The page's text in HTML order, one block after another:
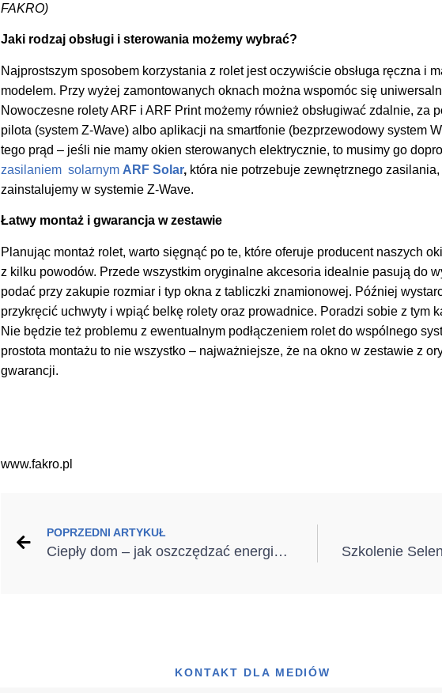
FAKRO)
Jaki rodzaj obsługi i sterowania możemy wybrać?
Najprostszym sposobem korzystania z rolet jest oczywiście obsługa ręczna i
modelem. Przy wyżej zamontowanych oknach można wspomóc się
Nowoczesne rolety ARF i ARF Print możemy również obsługiwać zdalnie, za
pilota (system Z-Wave) albo aplikacji na smartfonie (bezprzewodowy system
tego prąd – jeśli nie mamy okien sterowanych elektrycznie, to musimy go
zasilaniem solarnym ARF Solar, która nie potrzebuje zewnętrznego
zainstalujemy w systemie Z-Wave.
Łatwy montaż i gwarancja w zestawie
Planując montaż rolet, warto sięgnąć po te, które oferuje producent naszych
z kilku powodów. Przede wszystkim oryginalne akcesoria idealnie pasują do
podać przy zakupie rozmiar i typ okna z tabliczki znamionowej. Później
przykręcić uchwyty i wpiąć belkę rolety oraz prowadnice. Poradzi sobie z tym
Nie będzie też problemu z ewentualnym podłączeniem rolet do wspólnego
prostota montażu to nie wszystko – najważniejsze, że na okno w zestawie z
gwarancji.
www.fakro.pl
POPRZEDNI ARTYKUŁ
Ciepły dom – jak oszczędzać energię i środowisko?
KONTAKT DLA MEDIÓW